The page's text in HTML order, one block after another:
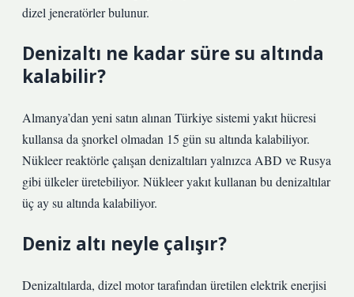
dizel jeneratörler bulunur.
Denizaltı ne kadar süre su altında
kalabilir?
Almanya’dan yeni satın alınan Türkiye sistemi yakıt hücresi
kullansa da şnorkel olmadan 15 gün su altında kalabiliyor.
Nükleer reaktörle çalışan denizaltıları yalnızca ABD ve Rusya
gibi ülkeler üretebiliyor. Nükleer yakıt kullanan bu denizaltılar
üç ay su altında kalabiliyor.
Deniz altı neyle çalışır?
Denizaltılarda, dizel motor tarafından üretilen elektrik enerjisi